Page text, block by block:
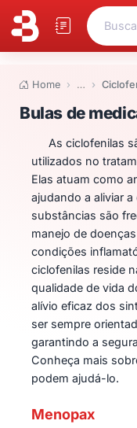
Home …
Bulas de
Bulas de
As ciclofenilas
utilizados no
Elas atuam como
ajudando a aliviar
substâncias são
manejo de
condições
ciclofenilas reside
qualidade de vida
alívio eficaz dos
ser sempre
garantindo a
Conheça mais
podem ajudá-lo.
Menopax